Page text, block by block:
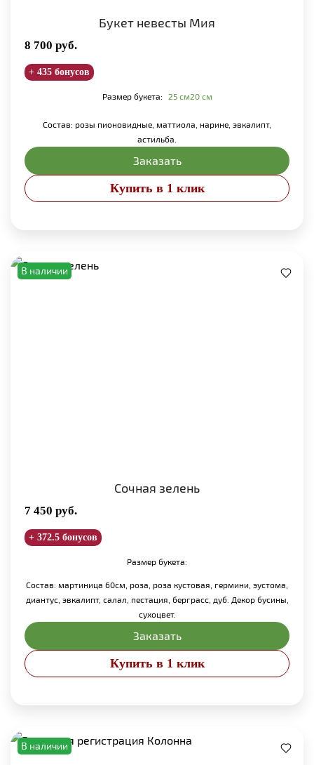
Букет невесты Мия
8 700 руб.
+ 435 бонусов
Размер букета: 25 см20 см
Состав: розы пионовидные, маттиола, нарине, эвкалипт,
астильба.
Заказать
Купить в 1 клик
В наличии
Сочная зелень
7 450 руб.
+ 372.5 бонусов
Размер букета:
Состав: мартиница 60см, роза, роза кустовая, гермини, эустома,
диантус, эвкалипт, салал, пестация, берграсс, дуб. Декор бусины,
сухоцвет.
Заказать
Купить в 1 клик
В наличии